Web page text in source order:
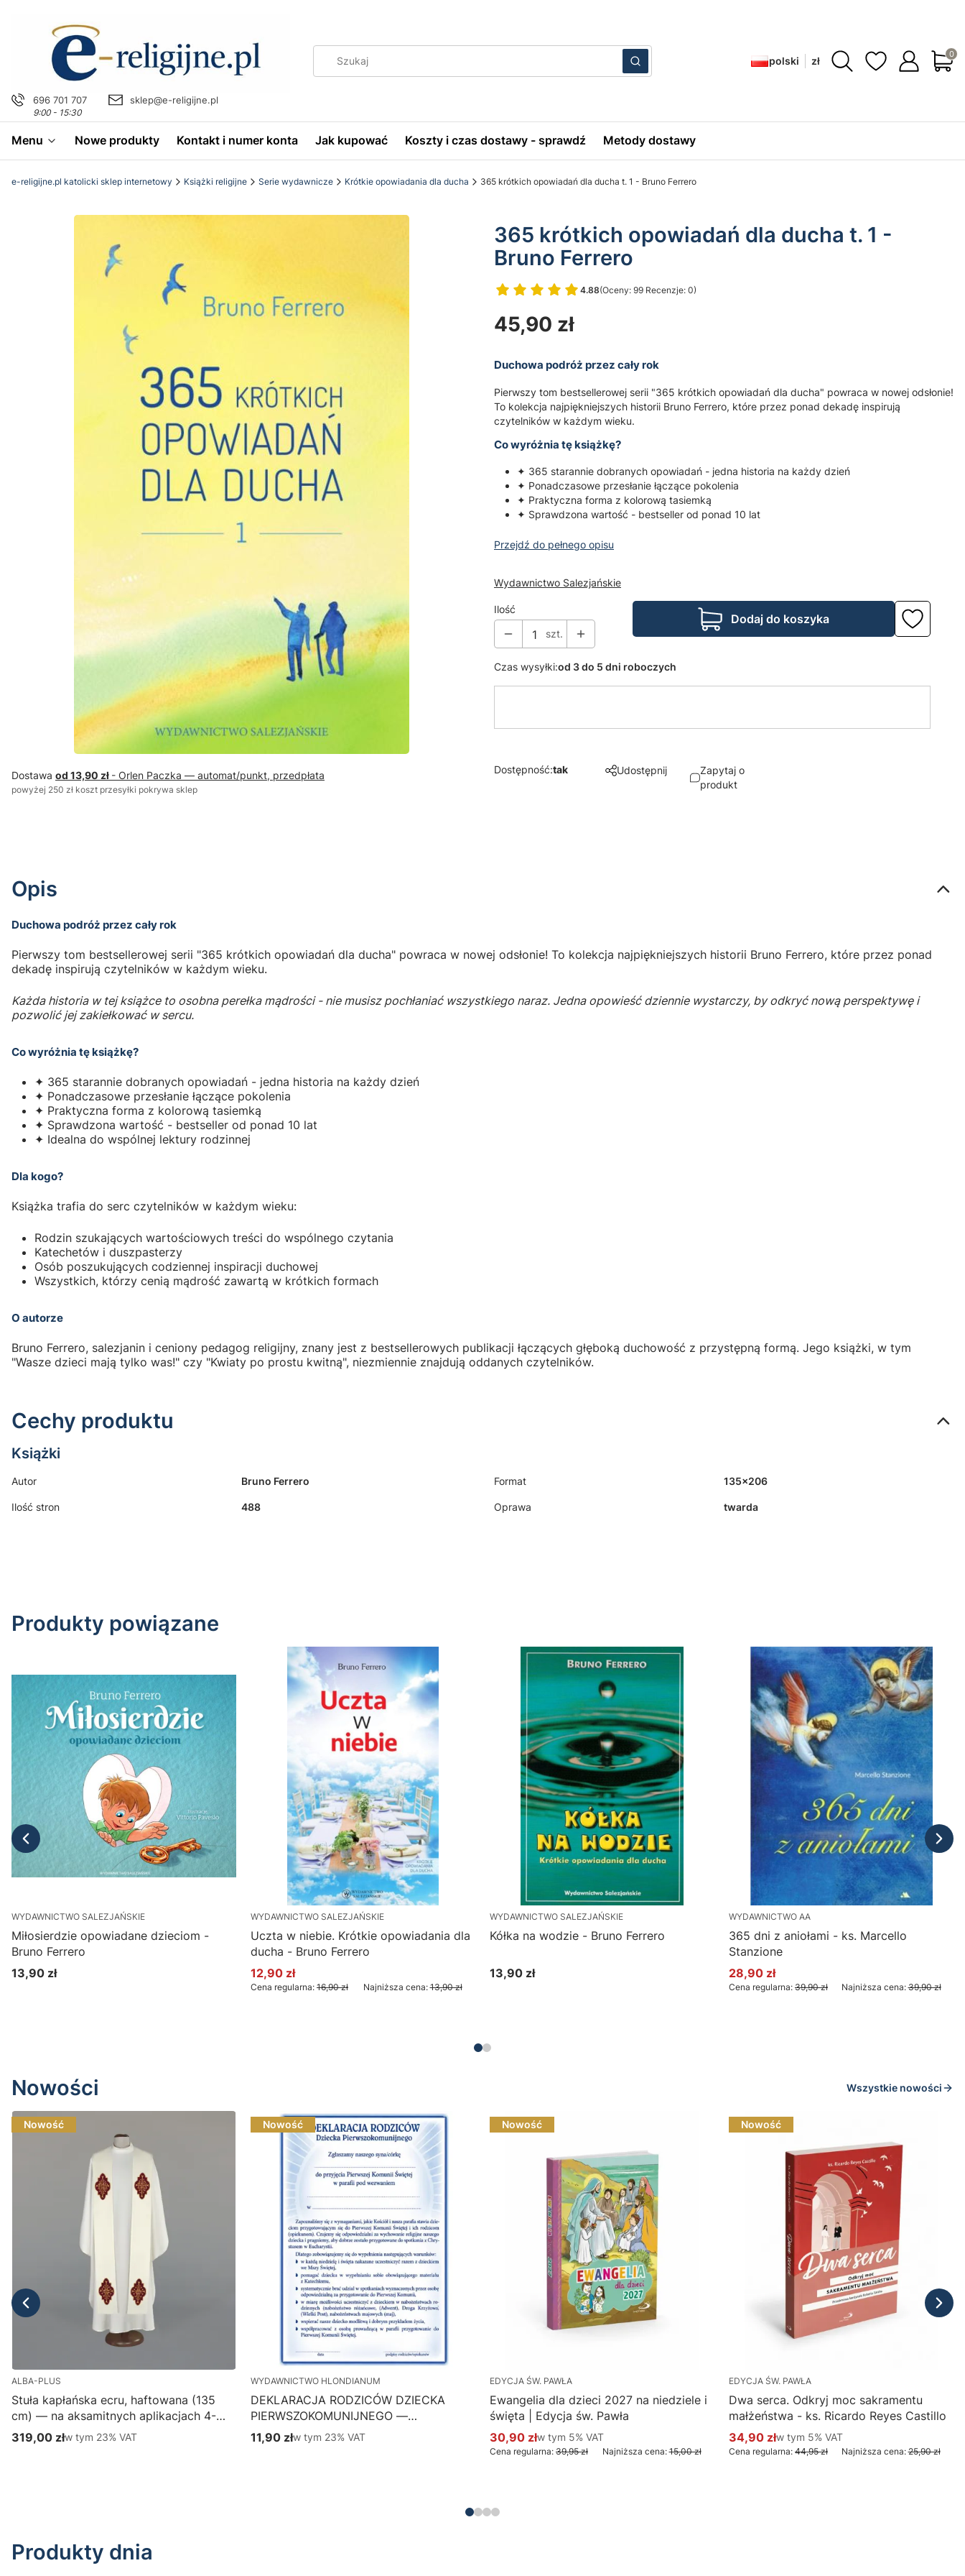
696 701 707
9:00 - 15:30
sklep@e-religijne.pl
WyczyśćSzukaj polski zł
Menu Nowe produkty Kontakt i numer konta Jak kupować Koszty i czas dostawy - sprawdź Metody dostawy
e-religijne.pl katolicki sklep internetowy Książki religijne Serie wydawnicze Krótkie opowiadania dla ducha 365 krótkich opowiadań dla ducha t. 1 - Bruno Ferrero
Dostawa od 13,90 zł - Orlen Paczka — automat/punkt, przedpłata
powyżej 250 zł koszt przesyłki pokrywa sklep
365 krótkich opowiadań dla ducha t. 1 -
Bruno Ferrero
4.88(Oceny: 99 Recenzje: 0)
Przejdź do sekcji Opinie
Cena
45,90 zł
Duchowa podróż przez cały rok
Pierwszy tom bestsellerowej serii "365 krótkich opowiadań dla ducha" powraca w nowej odsłonie!
To kolekcja najpiękniejszych historii Bruno Ferrero, które przez ponad dekadę inspirują
czytelników w każdym wieku.
Co wyróżnia tę książkę?
✦ 365 starannie dobranych opowiadań - jedna historia na każdy dzień
✦ Ponadczasowe przesłanie łączące pokolenia
✦ Praktyczna forma z kolorową tasiemką
✦ Sprawdzona wartość - bestseller od ponad 10 lat
Przejdź do pełnego opisu
Wydawnictwo Salezjańskie
Ilość
szt.
Dodaj do koszyka
Czas wysyłki:od 3 do 5 dni roboczych
Dostępność:tak Udostępnij
Zapytaj o
produkt
Opis
Duchowa podróż przez cały rok
Pierwszy tom bestsellerowej serii "365 krótkich opowiadań dla ducha" powraca w nowej odsłonie! To kolekcja najpiękniejszych historii Bruno Ferrero, które przez ponad
dekadę inspirują czytelników w każdym wieku.
Każda historia w tej książce to osobna perełka mądrości - nie musisz pochłaniać wszystkiego naraz. Jedna opowieść dziennie wystarczy, by odkryć nową perspektywę i
pozwolić jej zakiełkować w sercu.
Co wyróżnia tę książkę?
✦ 365 starannie dobranych opowiadań - jedna historia na każdy dzień
✦ Ponadczasowe przesłanie łączące pokolenia
✦ Praktyczna forma z kolorową tasiemką
✦ Sprawdzona wartość - bestseller od ponad 10 lat
✦ Idealna do wspólnej lektury rodzinnej
Dla kogo?
Książka trafia do serc czytelników w każdym wieku:
Rodzin szukających wartościowych treści do wspólnego czytania
Katechetów i duszpasterzy
Osób poszukujących codziennej inspiracji duchowej
Wszystkich, którzy cenią mądrość zawartą w krótkich formach
O autorze
Bruno Ferrero, salezjanin i ceniony pedagog religijny, znany jest z bestsellerowych publikacji łączących głęboką duchowość z przystępną formą. Jego książki, w tym
"Wasze dzieci mają tylko was!" czy "Kwiaty po prostu kwitną", niezmiennie znajdują oddanych czytelników.
Cechy produktu
Książki
Autor Bruno Ferrero Format 135x206
Ilość stron 488 Oprawa twarda
Produkty powiązane
WYDAWNICTWO SALEZJAŃSKIE
Miłosierdzie opowiadane dzieciom -
Bruno Ferrero
Cena
13,90 zł
WYDAWNICTWO SALEZJAŃSKIE
Uczta w niebie. Krótkie opowiadania dla
ducha - Bruno Ferrero
Cena promocyjna
12,90 zł
Cena regularna: 16,90 zł Najniższa cena: 13,90 zł
WYDAWNICTWO SALEZJAŃSKIE
Kółka na wodzie - Bruno Ferrero
Cena
13,90 zł
WYDAWNICTWO AA
365 dni z aniołami - ks. Marcello
Stanzione
Cena promocyjna
28,90 zł
Cena regularna: 39,90 zł Najniższa cena: 39,90 zł
Nowości Wszystkie nowości
Nowość
ALBA-PLUS
Stuła kapłańska ecru, haftowana (135
cm) — na aksamitnych aplikacjach 4-
387-1
Cena brutto
319,00 złw tym %s VAT
w tym 23% VAT
Nowość
WYDAWNICTWO HLONDIANUM
DEKLARACJA RODZICÓW DZIECKA
PIERWSZOKOMUNIJNEGO —
Wydawnictwo Hlondianum - druk
parafialny, paczka 50 szt.
Cena brutto
11,90 złw tym %s VAT
w tym 23% VAT
Nowość
EDYCJA ŚW. PAWŁA
Ewangelia dla dzieci 2027 na niedziele i
święta | Edycja św. Pawła
Cena promocyjna brutto
30,90 złw tym %s VAT
w tym 5% VAT
Cena regularna: 39,95 zł Najniższa cena: 15,00 zł
Nowość
EDYCJA ŚW. PAWŁA
Dwa serca. Odkryj moc sakramentu
małżeństwa - ks. Ricardo Reyes Castillo
Cena promocyjna brutto
34,90 złw tym %s VAT
w tym 5% VAT
Cena regularna: 44,95 zł Najniższa cena: 25,90 zł
Produkty dnia